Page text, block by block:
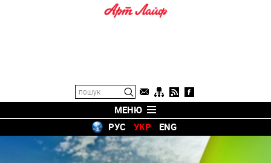
МЕНЮ
РУС
УКР ENG